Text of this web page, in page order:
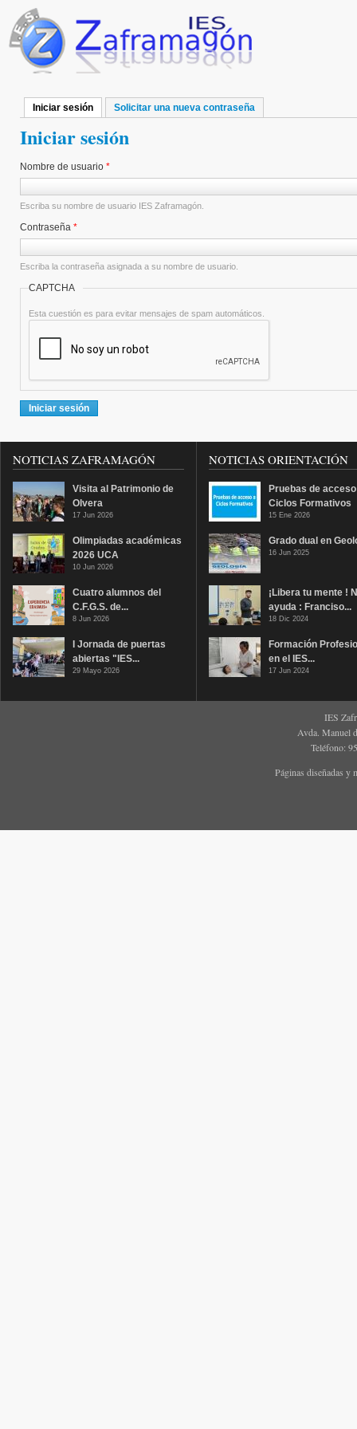
Pasar al contenido principal
Solapas principales
Iniciar sesión (solapa activa)
Solicitar una nueva contraseña
Iniciar sesión
Nombre de usuario *
Escriba su nombre de usuario IES Zaframagón.
Contraseña *
Escriba la contraseña asignada a su nombre de usuario.
CAPTCHA
Esta cuestión es para evitar mensajes de spam automáticos.
NOTICIAS ZAFRAMAGÓN
Visita al Patrimonio de
Olvera
17 Jun 2026
Olimpiadas académicas
2026 UCA
10 Jun 2026
Cuatro alumnos del
C.F.G.S. de...
8 Jun 2026
I Jornada de puertas
abiertas "IES...
29 Mayo 2026
NOTICIAS ORIENTACIÓN
Pruebas de
Ciclos Formativos
15 Ene 2026
Grado dual en
16 Jun 2025
¡Libera tu mente !
ayuda : Franciso...
18 Dic 2024
Formación
en el IES...
17 Jun 2024
IES
Avda. Manuel
Teléfono:
Páginas diseñadas y